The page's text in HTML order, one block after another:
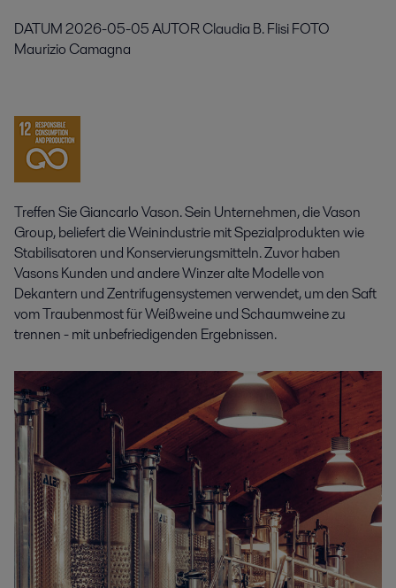
DATUM2026-05-05AUTORClaudia B. FlisiFOTO
Maurizio Camagna
Treffen Sie Giancarlo Vason. Sein Unternehmen, die Vason
Group, beliefert die Weinindustrie mit Spezialprodukten wie
Stabilisatoren und Konservierungsmitteln. Zuvor haben
Vasons Kunden und andere Winzer alte Modelle von
Dekantern und Zentrifugensystemen verwendet, um den Saft
vom Traubenmost für Weißweine und Schaumweine zu
trennen - mit unbefriedigenden Ergebnissen.